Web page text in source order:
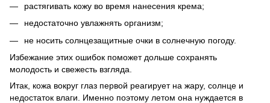
растягивать кожу во время нанесения крема;
недостаточно увлажнять организм;
не носить солнцезащитные очки в солнечную погоду.
Избежание этих ошибок поможет дольше сохранять
молодость и свежесть взгляда.
Итак, кожа вокруг глаз первой реагирует на жару, солнце и
недостаток влаги. Именно поэтому летом она нуждается в